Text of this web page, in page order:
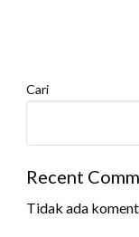
Cari
Recent
Tidak ada